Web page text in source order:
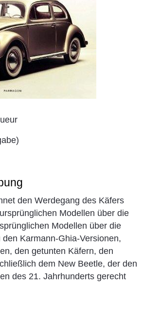
den Werdegang des Käfers
Modellen über die
Modellen über die
Karmann-Ghia-Versionen,
den getunten Käfern, den
dem New Beetle, der den
des 21. Jahrhunderts gerecht